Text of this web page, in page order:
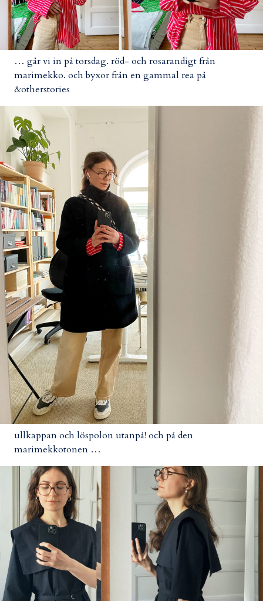
… går vi in på torsdag. röd- och rosarandigt från
marimekko. och byxor från en gammal rea på
&otherstories
ullkappan och löspolon utanpå! och på den
marimekkotonen …